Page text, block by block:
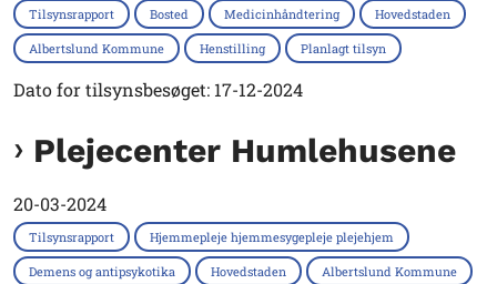
Tilsynsrapport Bosted Medicinhåndtering Hovedstaden
Albertslund Kommune Henstilling Planlagt tilsyn
Dato for tilsynsbesøget: 17-12-2024
Plejecenter Humlehusene
20-03-2024
Tilsynsrapport Hjemmepleje hjemmesygepleje plejehjem
Demens og antipsykotika Hovedstaden Albertslund Kommune